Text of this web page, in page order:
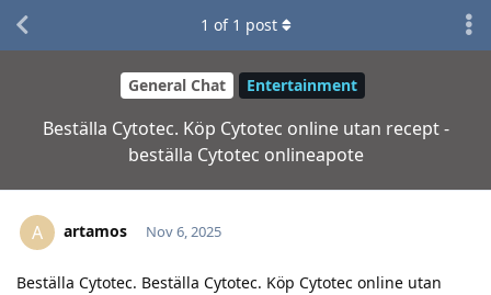
General Chat Entertainment
Beställa Cytotec. Köp Cytotec online utan recept -
beställa Cytotec onlineapote
1 of 1 post
A artamos Nov 6, 2025
Beställa Cytotec. Beställa Cytotec. Köp Cytotec online utan